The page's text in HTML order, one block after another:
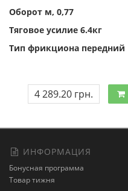
Оборот м, 0,77
Тяговое усилие 6.4кг
Тип фрикциона передний
4 289.20 грн.
ИНФОРМАЦИЯ
Бонусная программа
Товар тижня